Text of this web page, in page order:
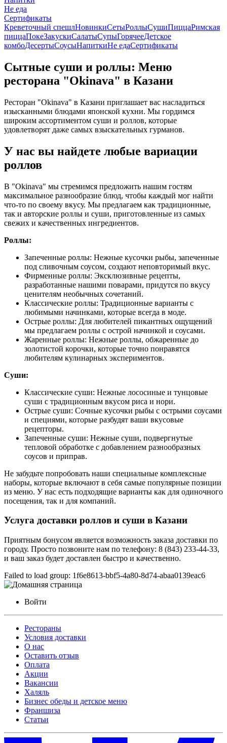
Не еда
Сертификаты
Креветочный спешлНовинкиСетыРоллыСушиПиццаРимская
пиццаПокеЗакускиСалатыСупыГорячееДетское
комбоДесертыСоусыНапиткиНе едаСертификаты
Сытные суши и роллы: Меню
ресторана "Okinava" в Казани
Ресторан "Okinava" в Казани приглашает вас насладиться
изысканными блюдами японской кухни. Мы гордимся
широким ассортиментом суши и роллов, которые
удовлетворят даже самых взыскательных гурманов.
У нас вы найдете любые вариации
роллов
В "Okinava" мы стремимся предложить нашим гостям
максимальное разнообразие блюд, чтобы каждый мог найти
что-то по своему вкусу. Мы предлагаем как традиционные,
так и авторские роллы и суши, приготовленные из самых
свежих и качественных ингредиентов.
Роллы:
Запеченные роллы: Нежные кусочки рыбы, запеченные
под сливочным соусом, создают неповторимый вкус.
Фирменные роллы: Эксклюзивные рецепты,
разработанные нашими поварами, придутся по вкусу
ценителям необычных сочетаний.
Классические роллы: Традиционные варианты с
любимыми начинками, которые всегда в моде.
Острые роллы: Для любителей пикантных ощущений
мы предлагаем роллы с острой начинкой и соусами.
Жаренные роллы: Нежные роллы, обжаренные до
золотистой корочки, которые точно понравятся
любителям кулинарных экспериментов.
Суши:
Классические суши: Нежные лососиные и тунцовые
суши с традиционным вкусом риса и нори.
Острые суши: Сочные кусочки рыбы с острыми соусами
и специями, которые разбудят ваши вкусовые
рецепторы.
Запеченные суши: Нежные суши, подвергнутые
тепловой обработке с добавлением разнообразных
соусов и приправ.
Не забудьте попробовать наши специальные комплексные
наборы, которые включают в себя самые популярные позиции
из меню. У нас есть подходящие варианты как для одиночного
посещения, так и для компаний.
Услуга доставки роллов и суши в Казани
Приятным бонусом является возможность заказа доставки по
городу. Просто позвоните нам по телефону: 8 (843) 233-44-33,
и ваш заказ будет доставлен быстро и качественно.
Failed to load group: 1f6e8613-bbf5-4a80-8d74-abaa0139eac6
Войти
Рестораны
Условия доставки
О нас
Оставить отзыв
Оплата
Акции
Вакансии
Халяль
Бизнес обеды и детское меню
Франшиза
Статьи